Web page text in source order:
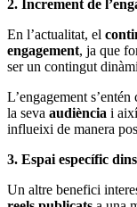
2. Increment de
En l’actualitat, el
engagement, ja que
ser un contingut
L’engagement
la seva audiència i
influeixi de manera
3. Espai específic
Un altre benefici